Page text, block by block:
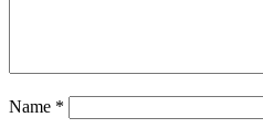
Name *